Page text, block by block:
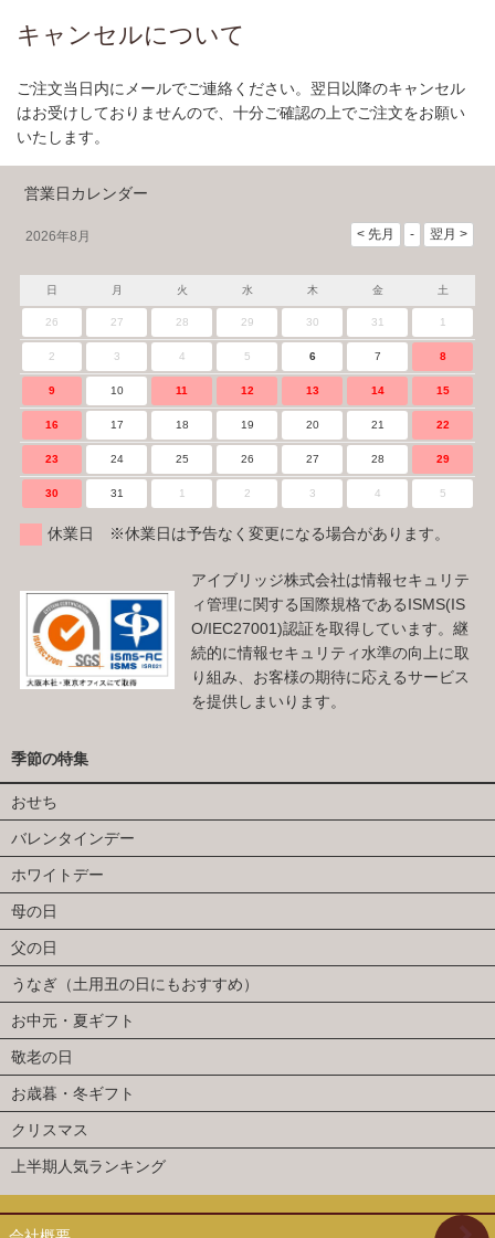
キャンセルについて
ご注文当日内にメールでご連絡ください。翌日以降のキャンセル
はお受けしておりませんので、十分ご確認の上でご注文をお願い
いたします。
営業日カレンダー
2026年8月
日 月 火 水 木 金 土
26 27 28 29 30 31 1
2 3 4 5 6 7 8
9 10 11 12 13 14 15
16 17 18 19 20 21 22
23 24 25 26 27 28 29
30 31 1 2 3 4 5
休業日 ※休業日は予告なく変更になる場合があります。
アイブリッジ株式会社は情報セキュリテ
ィ管理に関する国際規格であるISMS(IS
O/IEC27001)認証を取得しています。継
続的に情報セキュリティ水準の向上に取
り組み、お客様の期待に応えるサービス
を提供しまいります。
季節の特集
おせち
バレンタインデー
ホワイトデー
母の日
父の日
うなぎ（土用丑の日にもおすすめ）
お中元・夏ギフト
敬老の日
お歳暮・冬ギフト
クリスマス
上半期人気ランキング